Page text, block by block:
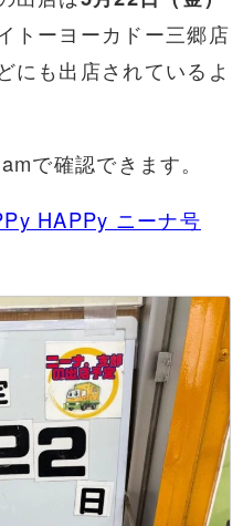
トーヨーカドー三郷店
にも出店されているよ
で確認できます。
HAPPy ニーナ号